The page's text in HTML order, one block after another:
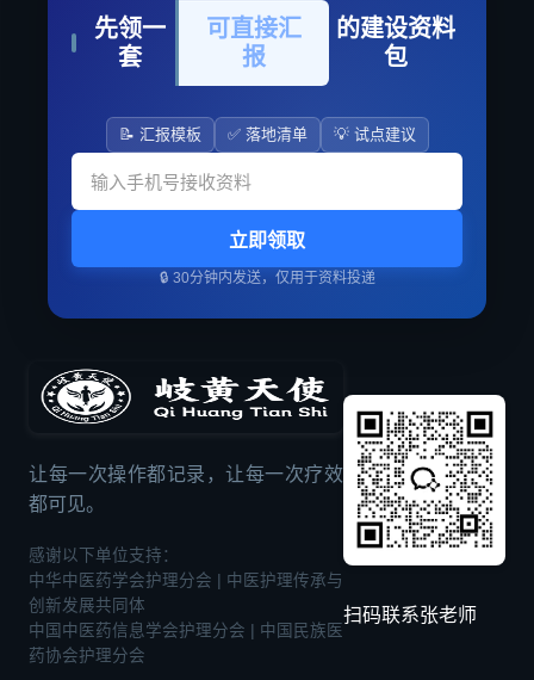
先领一
套
可直接汇
报
的建设资料
包
📝 汇报模板 ✅ 落地清单 💡 试点建议
立即领取
🔒 30分钟内发送，仅用于资料投递
让每一次操作都记录，让每一次疗效
都可见。
感谢以下单位支持：
中华中医药学会护理分会 | 中医护理传承与
创新发展共同体
中国中医药信息学会护理分会 | 中国民族医
药协会护理分会
扫码联系张老师